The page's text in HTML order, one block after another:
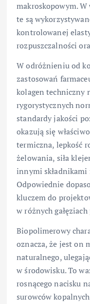
makroskopowym.
te są
kontrolowanej
rozpuszczalności
W odróżnieniu od
zastosowań
kolagen techniczny
rygorystycznych
standardy jakości
okazują się
termiczna, lepkość
żelowania, siła
innymi składnikami
Odpowiednie
kluczem do
w różnych gałęziach
Biopolimerowy
oznacza, że jest on
naturalnego,
w środowisku. To
rosnącego nacisku
surowców